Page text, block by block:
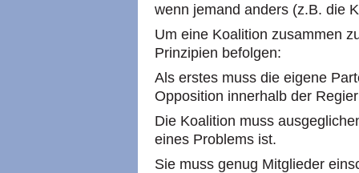
wenn jemand anders (z.B. die
Um eine Koalition zusammen
Prinzipien befolgen:
Als erstes muss die eigene
Opposition innerhalb der
Die Koalition muss
eines Problems ist.
Sie muss genug Mitglieder